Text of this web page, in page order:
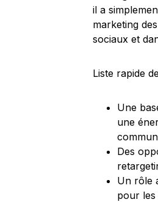
il a
marketing
sociaux et
Liste rapide
Une
une
Des
Un rôle
pour